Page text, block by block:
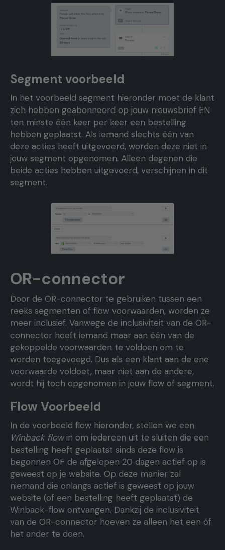
Segment voorbeeld
In het voorbeeld segment hieronder moet de klant
zich hebben geabonneerd op jouw nieuwsbrief EN
ten minste één keer per keer een bestelling
hebben geplaatst. Als iemand slechts één van
deze acties heeft uitgevoerd, worden deze niet in
jouw segment opgenomen. Alleen degenen die
beide acties hebben uitgevoerd, verschijnen in dit
segment.
OR-connector
Door de OR-connector te gebruiken tussen een
reeks segmenten of flow voorwaarden, worden ze
meer inclusief. Vanwege de inclusiviteit van de OR-
connector hoeft iemand maar aan één van de
gekoppelde voorwaarden te voldoen om te
worden toegevoegd. Dus als een klant aan de ene
voorwaarde voldoet, maar niet aan de andere,
wordt hij toch opgenomen in jouw flow of segment.
Flow Voorbeeld
In de voorbeeld flow hieronder, stellen we een
Winback flowin om iedereen uit te sluiten die een
bestelling heeft geplaatst sinds deze flow is
begonnen OF de afgelopen 20 dagen actief op is
geweest op je website. Op deze manier zal
niemand die onlangs actief is geweest op jouw
website (of een bestelling heeft geplaatst) de
Winback-flow ontvangen. Dankzij de inclusiviteit
van de OR-connector hoeven ze alleen het een óf
het ander te doen.